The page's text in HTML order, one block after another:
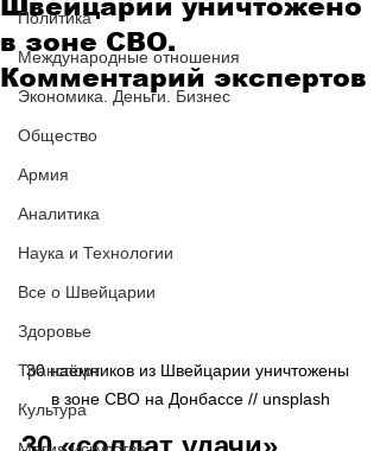
Политика
Международные отношения
Экономика. Деньги. Бизнес
Общество
Армия
Аналитика
Наука и Технологии
Все о Швейцарии
Здоровье
Транспорт
Культура
Швейцарии уничтожено
в зоне СВО.
Комментарий экспертов
30 наёмников из Швейцарии уничтожены
в зоне СВО на Донбассе // unsplash